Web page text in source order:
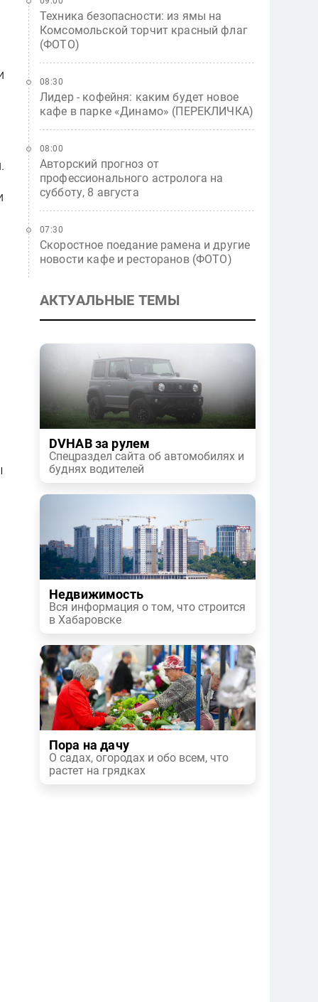
Техника безопасности: из ямы на
Комсомольской торчит красный флаг
(ФОТО)
Лидер - кофейня: каким будет новое
кафе в парке «Динамо» (ПЕРЕКЛИЧКА)
08:30
Авторский прогноз от
профессионального астролога на
субботу, 8 августа
08:00
Скоростное поедание рамена и другие
новости кафе и ресторанов (ФОТО)
07:30
АКТУАЛЬНЫЕ ТЕМЫ
DVHAB за рулем
Спецраздел сайта об автомобилях и
буднях водителей
Недвижимость
Вся информация о том, что строится
в Хабаровске
Пора на дачу
О садах, огородах и обо всем, что
растет на грядках